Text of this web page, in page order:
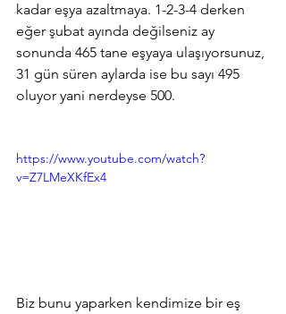
kadar eşya azaltmaya. 1-2-3-4 derken
eğer şubat ayında değilseniz ay
sonunda 465 tane eşyaya ulaşıyorsunuz,
31 gün süren aylarda ise bu sayı 495
oluyor yani nerdeyse 500.
https://www.youtube.com/watch?
v=Z7LMeXKfEx4
Biz bunu yaparken kendimize bir eş